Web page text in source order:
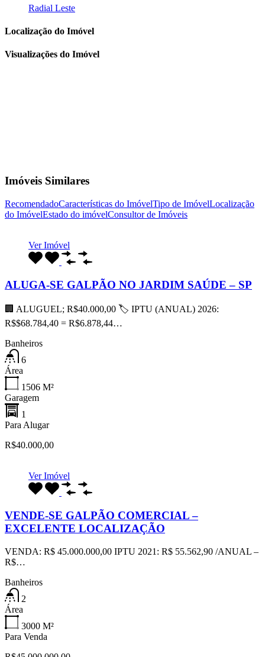
Radial Leste
Localização do Imóvel
Visualizações do Imóvel
Imóveis Similares
RecomendadoCaracterísticas do ImóvelTipo de ImóvelLocalização
do ImóvelEstado do imóvelConsultor de Imóveis
Ver Imóvel
ALUGA-SE GALPÃO NO JARDIM SAÚDE – SP
🏢 ALUGUEL; R$40.000,00 🏷 IPTU (ANUAL) 2026:
R$$68.784,40 = R$6.878,44…
Banheiros
6
Área
1506 M²
Garagem
1
Para Alugar
R$40.000,00
Ver Imóvel
VENDE-SE GALPÃO COMERCIAL –
EXCELENTE LOCALIZAÇÃO
VENDA: R$ 45.000.000,00 IPTU 2021: R$ 55.562,90 /ANUAL –
R$…
Banheiros
2
Área
3000 M²
Para Venda